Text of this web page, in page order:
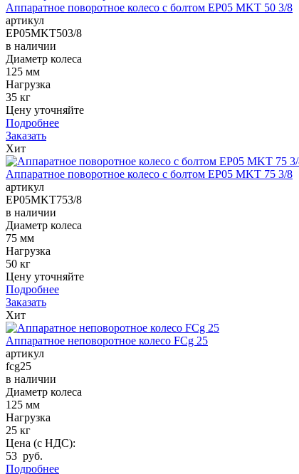
Аппаратное поворотное колесо с болтом EP05 MKT 50 3/8
артикул
EP05MKT503/8
в наличии
Диаметр колеса
125 мм
Нагрузка
35 кг
Цену уточняйте
Подробнее
Заказать
Хит
Аппаратное поворотное колесо с болтом EP05 MKT 75 3/8
артикул
EP05MKT753/8
в наличии
Диаметр колеса
75 мм
Нагрузка
50 кг
Цену уточняйте
Подробнее
Заказать
Хит
Аппаратное неповоротное колесо FCg 25
артикул
fcg25
в наличии
Диаметр колеса
125 мм
Нагрузка
25 кг
Цена (с НДС):
53 руб.
Подробнее